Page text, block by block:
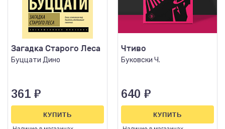
Загадка Cтарого Леса
Буццати Дино
361 ₽
КУПИТЬ
Чтиво
Буковски Ч.
640 ₽
КУПИТЬ